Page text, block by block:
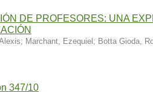
DE PROFESORES: UNA
; Marchant, Ezequiel ; Botta Gioda,
347/10